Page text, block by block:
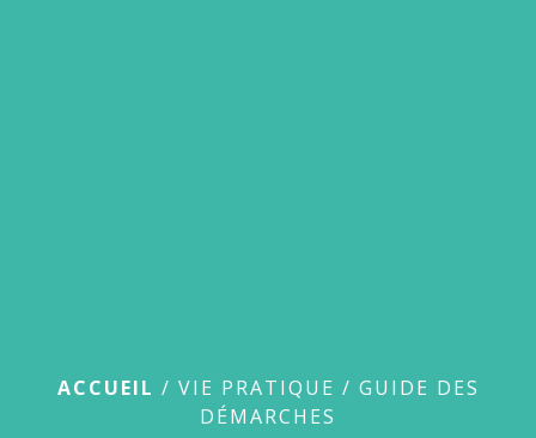
ACCUEIL / VIE PRATIQUE / GUIDE DES
DÉMARCHES